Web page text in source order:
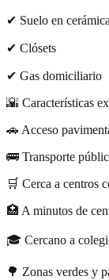
✔ Suelo en
✔ Clósets
✔ Gas domiciliario
🌇 Características
🚗 Acceso
🚌 Transporte
🛒 Cerca a centros
🏥 A minutos de
🎓 Cercano a
🌳 Zonas verdes y